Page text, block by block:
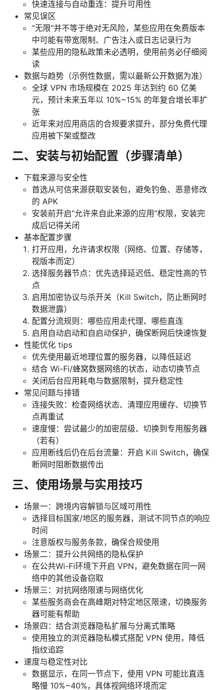
快速连接与自动重连：提升可用性
常见误区
“无限”并不等于绝对无风险，某些应用在免费版本
中可能有带宽限制、广告注入或日志记录行为
某些应用的隐私政策未必透明，使用前务必仔细阅
读
数据与趋势（示例性数据，需以最新公开数据为准）
全球 VPN 市场规模在 2025 年达到约 60 亿美
元，预计未来五年以 10%~15% 的年复合增长率扩
张
近年来对应用商店的合规要求提升，部分免费代理
应用被下架或整改
二、安装与初始配置（步骤清单）
下载来源与安全性
首选从可信来源获取安装包，避免钓鱼、恶意修改
的 APK
安装前开启“允许来自此来源的应用”权限，安装完
成后记得关闭
基本配置步骤
打开应用，允许请求权限（网络、位置、存储等，
视版本而定）
选择服务器节点：优先选择延迟低、稳定性高的节
点
启用加密协议与杀开关（Kill Switch，防止断网时
数据泄露）
配置分流规则：哪些应用走代理、哪些直连
启用自动启动和自启动保护，确保断网后快速恢复
性能优化 tips
优先使用最近地理位置的服务器，以降低延迟
结合 Wi-Fi/蜂窝数据网络的状态，动态切换节点
关闭后台应用耗电与数据限制，提升稳定性
常见问题与排错
连接失败：检查网络状态、清理应用缓存、切换节
点再重试
速度慢：尝试最少的加密层级、切换到专用服务器
（若有）
应用断线后仍在后台流量：开启 Kill Switch，确保
断网时阻断数据传出
三、使用场景与实用技巧
场景一：跨境内容解锁与区域可用性
选择目标国家/地区的服务器，测试不同节点的响应
时间
注意版权与服务条款，确保合规使用
场景二：提升公共网络的隐私保护
在公共Wi-Fi环境下开启 VPN，避免数据在同一网
络中的其他设备窃取
场景三：对抗网络限速与网络优化
某些服务商会在高峰期对特定地区限速，切换服务
器可能有帮助
场景四：结合浏览器隐私扩展与分离式策略
使用独立的浏览器隐私模式搭配 VPN 使用，降低
指纹追踪
速度与稳定性对比
数据显示，在同一节点下，使用 VPN 可能比直连
略慢 10%~40%，具体视网络环境而定